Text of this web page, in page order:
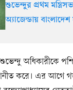
শুভেন্দুর প্রথম
অ্যাজেন্ডায় বাংলাদেশ
অধিকারীকে
করে। এর আগে